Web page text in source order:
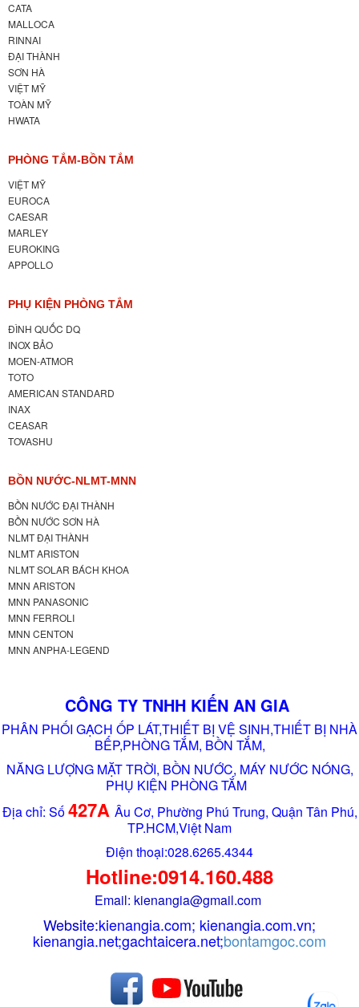
CATA
MALLOCA
RINNAI
ĐẠI THÀNH
SƠN HÀ
VIỆT MỸ
TOÀN MỸ
HWATA
PHÒNG TẮM-BỒN TẮM
VIỆT MỸ
EUROCA
CAESAR
MARLEY
EUROKING
APPOLLO
PHỤ KIỆN PHÒNG TẮM
ĐÌNH QUỐC DQ
INOX BẢO
MOEN-ATMOR
TOTO
AMERICAN STANDARD
INAX
CEASAR
TOVASHU
BỒN NƯỚC-NLMT-MNN
BỒN NƯỚC ĐẠI THÀNH
BỒN NƯỚC SƠN HÀ
NLMT ĐẠI THÀNH
NLMT ARISTON
NLMT SOLAR BÁCH KHOA
MNN ARISTON
MNN PANASONIC
MNN FERROLI
MNN CENTON
MNN ANPHA-LEGEND
CÔNG TY TNHH KIẾN AN GIA
PHÂN PHỐI GẠCH ỐP LÁT,THIẾT BỊ VỆ SINH,THIẾT BỊ NHÀ
BẾP,PHÒNG TẮM, BỒN TẮM,
NĂNG LƯỢNG MẶT TRỜI, BỒN NƯỚC, MÁY NƯỚC NÓNG,
PHỤ KIỆN PHÒNG TẮM
Địa chỉ: Số427A Âu Cơ, Phường Phú Trung, Quận Tân Phú,
TP.HCM,Việt Nam
Điện thoại:028.6265.4344
Hotline:0914.160.488
Email: kienangia@gmail.com
Website:kienangia.com; kienangia.com.vn;
kienangia.net;gachtaicera.net;bontamgoc.com